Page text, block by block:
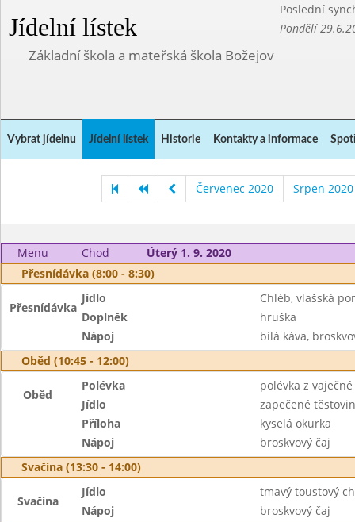
Jídelní lístek
Poslední
Pondělí
Základní škola a mateřská škola Božejov
Vybrat jídelnu Jídelní lístek Historie Kontakty a informace
Červenec 2020 Srpen 2020
Menu Chod
Úterý 1. 9. 2020
Přesnídávka (8:00 - 8:30)
Přesnídávka
Jídlo
Chléb, vlašská
Doplněk
hruška
Nápoj
bílá káva,
Oběd (10:45 - 12:00)
Oběd
Polévka
polévka z
Jídlo
zapečené
Příloha
kyselá okurka
Nápoj
broskvový čaj
Svačina (13:30 - 14:00)
Svačina
Jídlo
tmavý toustový
Nápoj
broskvový čaj